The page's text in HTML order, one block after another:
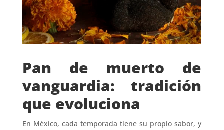
Pan de muerto de
vanguardia: tradición
que evoluciona
En México, cada temporada tiene su propio sabor, y